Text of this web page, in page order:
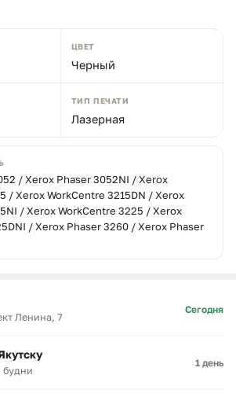
ЦВЕТ
Черный
ТИП ПЕЧАТИ
Лазерная
/ Xerox Phaser 3052NI / Xerox
/ Xerox WorkCentre 3215DN / Xerox
/ Xerox WorkCentre 3225 / Xerox
/ Xerox Phaser 3260 / Xerox Phaser
Ленина, 7
Сегодня
будни
1 день